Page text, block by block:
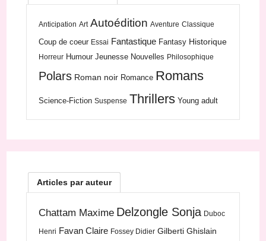
Anticipation Art Autoédition Aventure Classique
Coup de coeur Essai Fantastique Fantasy Historique
Horreur Humour Jeunesse Nouvelles Philosophique
Polars Roman noir Romance Romans
Science-Fiction Suspense Thrillers Young adult
Articles par auteur
Chattam Maxime Delzongle Sonja Duboc
Henri Favan Claire Fossey Didier Gilberti Ghislain